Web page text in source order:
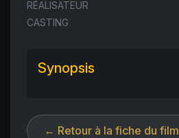
RÉALISATEUR
CASTING
Synopsis
← Retour à la fiche du film